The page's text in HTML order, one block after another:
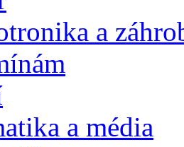
a
a média